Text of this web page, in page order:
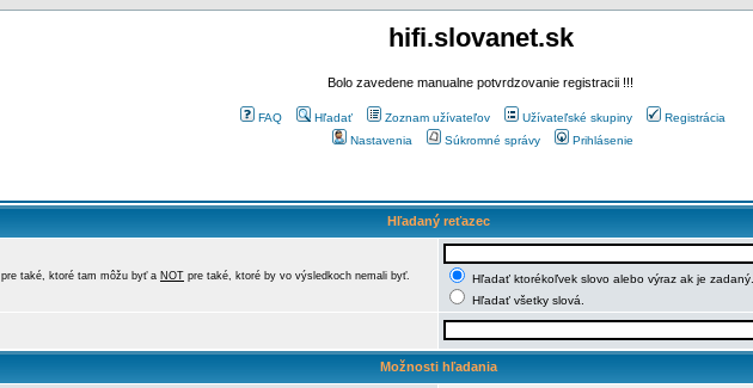
hifi.slovanet.sk
Bolo zavedene manualne potvrdzovanie registracii !!!
FAQ Hľadať Zoznam užívateľov Užívateľské skupiny
Registrácia
Nastavenia
Súkromné správy Prihlásenie
Hľadaný reťazec
pre také, ktoré tam môžu byť a NOT pre také, ktoré by vo výsledkoch nemali byť.
Hľadať ktorékoľvek slovo alebo výraz ak je zadaný.
Hľadať všetky slová.
Možnosti hľadania